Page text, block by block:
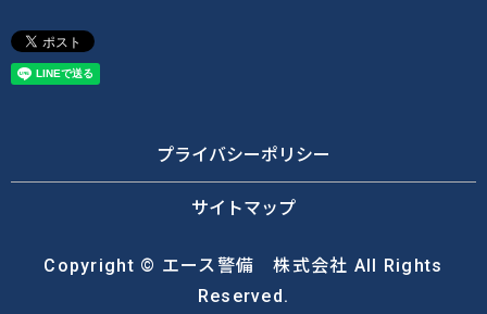
プライバシーポリシー
サイトマップ
Copyright © エース警備 株式会社 All Rights
Reserved.